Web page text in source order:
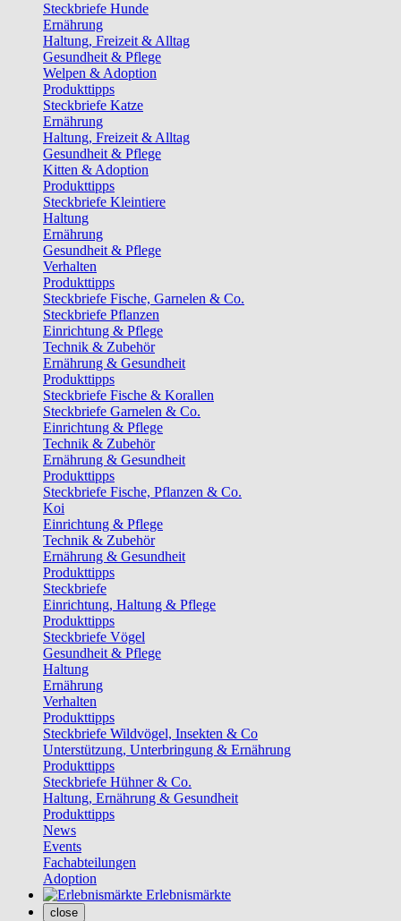
Steckbriefe Hunde
Ernährung
Haltung, Freizeit & Alltag
Gesundheit & Pflege
Welpen & Adoption
Produkttipps
Steckbriefe Katze
Ernährung
Haltung, Freizeit & Alltag
Gesundheit & Pflege
Kitten & Adoption
Produkttipps
Steckbriefe Kleintiere
Haltung
Ernährung
Gesundheit & Pflege
Verhalten
Produkttipps
Steckbriefe Fische, Garnelen & Co.
Steckbriefe Pflanzen
Einrichtung & Pflege
Technik & Zubehör
Ernährung & Gesundheit
Produkttipps
Steckbriefe Fische & Korallen
Steckbriefe Garnelen & Co.
Einrichtung & Pflege
Technik & Zubehör
Ernährung & Gesundheit
Produkttipps
Steckbriefe Fische, Pflanzen & Co.
Koi
Einrichtung & Pflege
Technik & Zubehör
Ernährung & Gesundheit
Produkttipps
Steckbriefe
Einrichtung, Haltung & Pflege
Produkttipps
Steckbriefe Vögel
Gesundheit & Pflege
Haltung
Ernährung
Verhalten
Produkttipps
Steckbriefe Wildvögel, Insekten & Co
Unterstützung, Unterbringung & Ernährung
Produkttipps
Steckbriefe Hühner & Co.
Haltung, Ernährung & Gesundheit
Produkttipps
News
Events
Fachabteilungen
Adoption
Erlebnismärkte
close